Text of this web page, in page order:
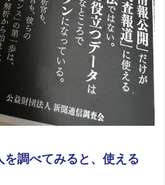
調べてみると、使える